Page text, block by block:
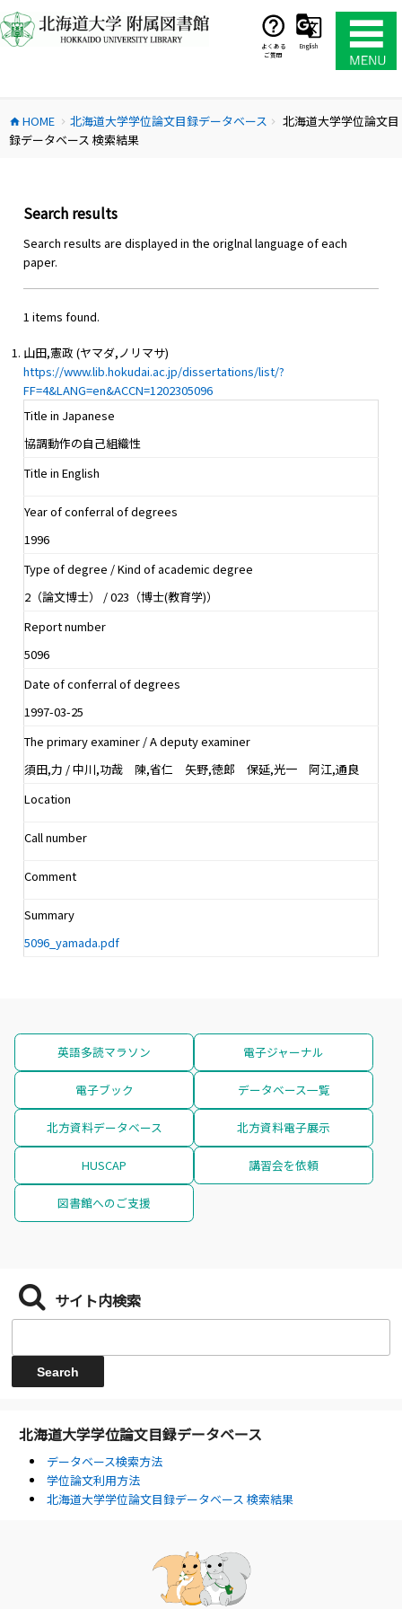
ン
テ
ス
キ
よくある
ご質問
English
home HOME chevron_right 北海道大学学位論文目録データベース chevron_right
北海道大学学位論文目
録データベース 検索結果
Search results
Search results are displayed in the origlnal language of each
paper.
1 items found.
山田,憲政 (ヤマダ,ノリマサ)
https://www.lib.hokudai.ac.jp/dissertations/list/?
FF=4&LANG=en&ACCN=1202305096
Title in Japanese
協調動作の自己組織性
Title in English
Year of conferral of degrees
1996
Type of degree / Kind of academic degree
2（論文博士） / 023（博士(教育学)）
Report number
5096
Date of conferral of degrees
1997-03-25
The primary examiner / A deputy examiner
須田,力 / 中川,功哉 陳,省仁 矢野,徳郎 保延,光一 阿江,通良
Location
Call number
Comment
Summary
5096_yamada.pdf
英語多読マラソン 電子ジャーナル
電子ブック データベース一覧
北方資料データベース 北方資料電子展示
HUSCAP 講習会を依頼
図書館へのご支援
サイト内検索
北海道大学学位論文目録データベース
データベース検索方法
学位論文利用方法
北海道大学学位論文目録データベース 検索結果